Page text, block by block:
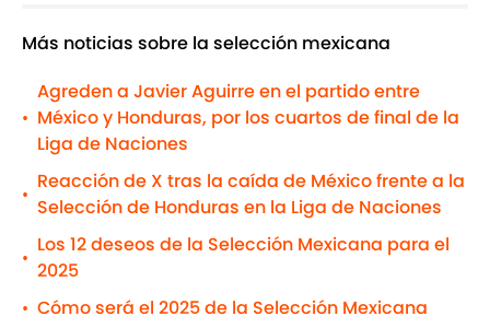
Más noticias sobre la selección mexicana
•
Agreden a Javier Aguirre en el partido entre
México y Honduras, por los cuartos de final de la
Liga de Naciones
•
Reacción de X tras la caída de México frente a la
Selección de Honduras en la Liga de Naciones
•
Los 12 deseos de la Selección Mexicana para el
2025
• Cómo será el 2025 de la Selección Mexicana